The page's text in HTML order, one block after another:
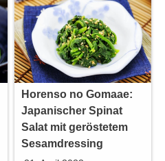
Horenso no Gomaae:
Japanischer Spinat
Salat mit geröstetem
Sesamdressing